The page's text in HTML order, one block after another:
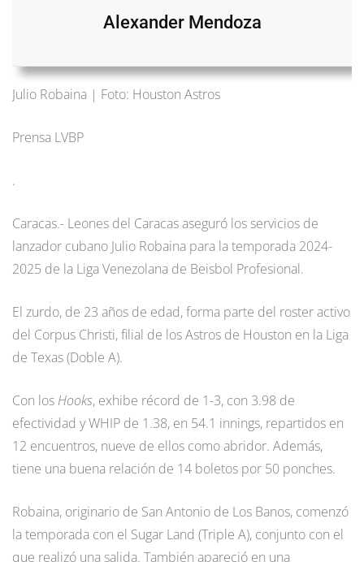
Alexander Mendoza
Julio Robaina | Foto: Houston Astros
Prensa LVBP
.
Caracas.- Leones del Caracas aseguró los servicios de
lanzador cubano Julio Robaina para la temporada 2024-
2025 de la Liga Venezolana de Beisbol Profesional.
El zurdo, de 23 años de edad, forma parte del roster activo
del Corpus Christi, filial de los Astros de Houston en la Liga
de Texas (Doble A).
Con los Hooks, exhibe récord de 1-3, con 3.98 de
efectividad y WHIP de 1.38, en 54.1 innings, repartidos en
12 encuentros, nueve de ellos como abridor. Además,
tiene una buena relación de 14 boletos por 50 ponches.
Robaina, originario de San Antonio de Los Banos, comenzó
la temporada con el Sugar Land (Triple A), conjunto con el
que realizó una salida. También apareció en una